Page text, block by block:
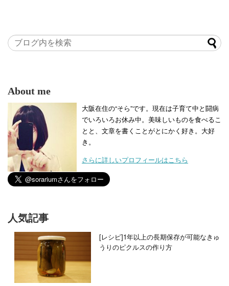
About me
大阪在住の“そら”です。現在は子育て中と闘病
でいろいろお休み中。美味しいものを食べるこ
とと、文章を書くことがとにかく好き。大好
き。
さらに詳しいプロフィールはこちら
人気記事
[レシピ]1年以上の長期保存が可能なきゅ
うりのピクルスの作り方